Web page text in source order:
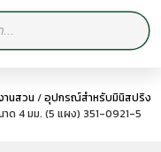
นสวน /อุปกรณ์สำหรับมินิสปริง
าด 4 มม. (5 แผง) 351-0921-5